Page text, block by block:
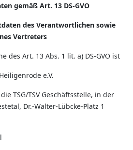
gemäß Art. 13 DS-GVO
des Verantwortlichen sowie
Vertreters
des Art. 13 Abs. 1 lit. a) DS-GVO ist
e.V.
TSG/TSV Geschäftsstelle, in der
Dr.-Walter-Lübcke-Platz 1